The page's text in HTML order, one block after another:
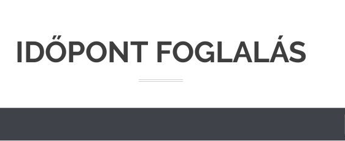
IDŐPONT FOGLALÁS